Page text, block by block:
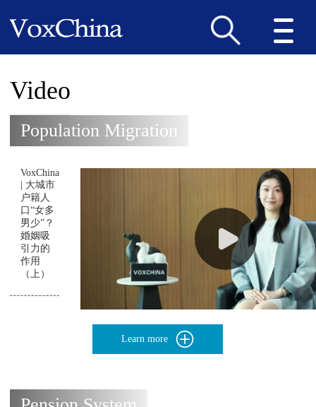
Video
Population Migration
VoxChina
| 大城市
户籍人
口“女多
男少”？
婚姻吸
引力的
作用
（上）
Learn more